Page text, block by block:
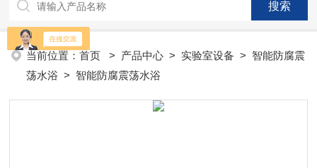
统;Dryvap全自动溶剂蒸发系统;激光固体烧蚀进样系统;循环水冷却
器;电热消解仪;微控数显电热板;光波加热仪;磁力搅拌器;分析仪器;实
验室设备;样品前处理仪器;实验室信息管理系统（LIMS;超净实验室
设计与工程;通风柜;化学安全柜;AAICPICP-MSUV-VISHPLC耗材和
配件
当前位置：首页 > 产品中心 > 实验室设备 > 智能防腐震
荡水浴 > 智能防腐震荡水浴